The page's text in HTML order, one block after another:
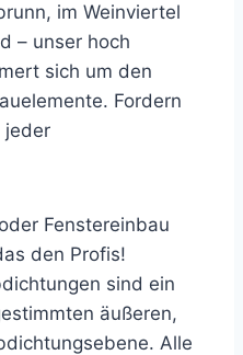
im Weinviertel
– unser hoch
sich um den
Fordern
jeder
Fenstereinbau
den Profis!
sind ein
äußeren,
Alle